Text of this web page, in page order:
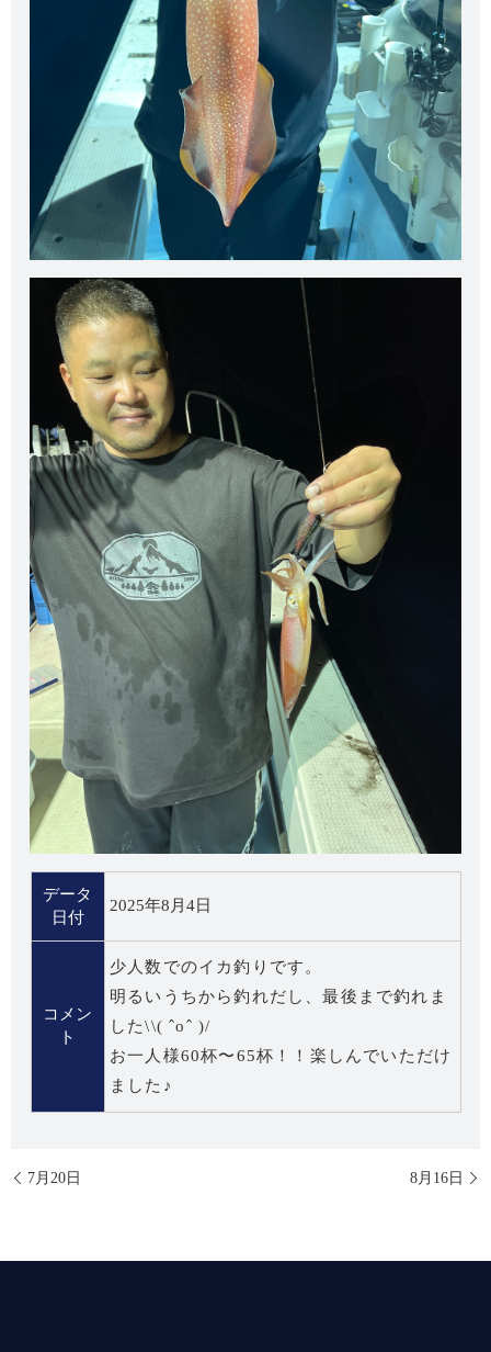
データ
日付
2025年8月4日
コメン
ト
少人数でのイカ釣りです。
明るいうちから釣れだし、最後まで釣れま
した\\( ˆoˆ )/
お一人様60杯〜65杯！！楽しんでいただけ
ました♪
7月20日 8月16日